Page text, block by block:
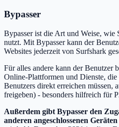
Bypasser
Bypasser ist die Art und Weise, wie
nutzt. Mit Bypasser kann der
Websites jederzeit von Surfshark
Für alles andere kann der Benutzer
Online-Plattformen und Dienste,
Benutzers direkt erreichen müssen,
freigeben) - besonders hilfreich für
Außerdem gibt Bypasser den
anderen angeschlossenen